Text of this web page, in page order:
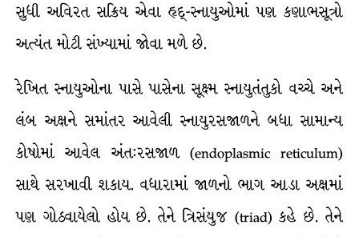
સુધી અવિરત સક્રિય એવા હૃદ્-સ્નાયુઓમાં પણ કણાભસૂત્રો
અત્યંત મોટી સંખ્યામાં જોવા મળે છે.
રેખિત સ્નાયુઓના પાસે પાસેના સૂક્ષ્મ સ્નાયુતંતુકો વચ્ચે અને
લંબ અક્ષને સમાંતર આવેલી સ્નાયુરસજાળને બધા સામાન્ય
કોષોમાં આવેલ અંત:રસજાળ (endoplasmic reticulum)
સાથે સરખાવી શકાય. વધારામાં જાળનો ભાગ આડા અક્ષમાં
પણ ગોઠવાયેલો હોય છે. તેને ત્રિસંયુજ (triad) કહે છે. તેને